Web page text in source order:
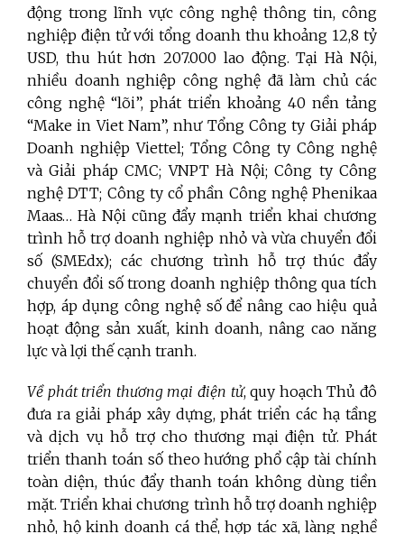
động trong lĩnh vực công nghệ thông tin, công
nghiệp điện tử với tổng doanh thu khoảng 12,8 tỷ
USD, thu hút hơn 207.000 lao động. Tại Hà Nội,
nhiều doanh nghiệp công nghệ đã làm chủ các
công nghệ “lõi”, phát triển khoảng 40 nền tảng
“Make in Viet Nam”, như Tổng Công ty Giải pháp
Doanh nghiệp Viettel; Tổng Công ty Công nghệ
và Giải pháp CMC; VNPT Hà Nội; Công ty Công
nghệ DTT; Công ty cổ phần Công nghệ Phenikaa
Maas… Hà Nội cũng đẩy mạnh triển khai chương
trình hỗ trợ doanh nghiệp nhỏ và vừa chuyển đổi
số (SMEdx); các chương trình hỗ trợ thúc đẩy
chuyển đổi số trong doanh nghiệp thông qua tích
hợp, áp dụng công nghệ số để nâng cao hiệu quả
hoạt động sản xuất, kinh doanh, nâng cao năng
lực và lợi thế cạnh tranh.
Về phát triển thương mại điện tử, quy hoạch Thủ đô
đưa ra giải pháp xây dựng, phát triển các hạ tầng
và dịch vụ hỗ trợ cho thương mại điện tử. Phát
triển thanh toán số theo hướng phổ cập tài chính
toàn diện, thúc đẩy thanh toán không dùng tiền
mặt. Triển khai chương trình hỗ trợ doanh nghiệp
nhỏ, hộ kinh doanh cá thể, hợp tác xã, làng nghề